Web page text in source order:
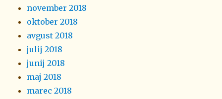
november 2018
oktober 2018
avgust 2018
julij 2018
junij 2018
maj 2018
marec 2018